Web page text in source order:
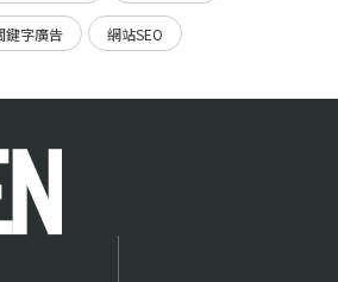
鍵字廣告 網站SEO